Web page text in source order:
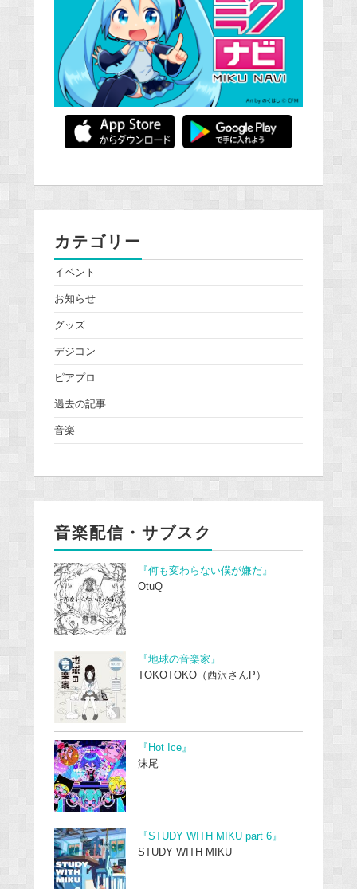
カテゴリー
イベント
お知らせ
グッズ
デジコン
ピアプロ
過去の記事
音楽
音楽配信・サブスク
『何も変わらない僕が嫌だ』
OtuQ
『地球の音楽家』
TOKOTOKO（西沢さんP）
『Hot Ice』
沫尾
『STUDY WITH MIKU part 6』
STUDY WITH MIKU